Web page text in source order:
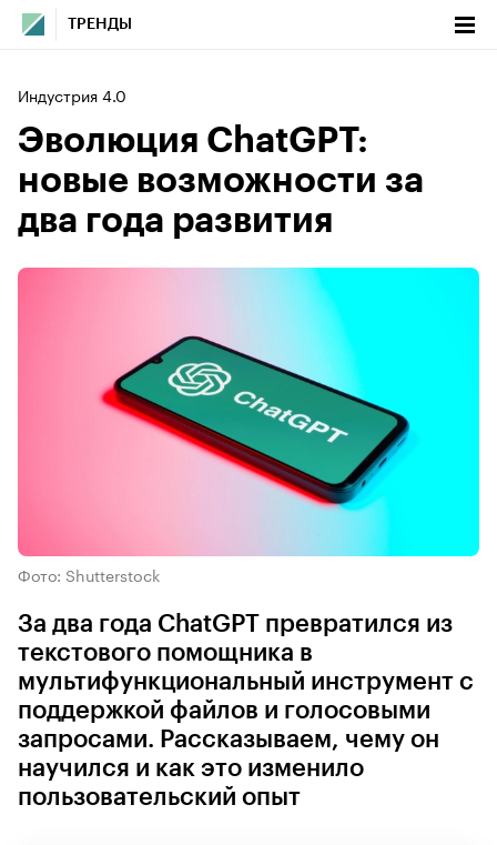
ТРЕНДЫ
Индустрия 4.0
Эволюция ChatGPT:
новые возможности за
два года развития
Фото: Shutterstock
За два года ChatGPT превратился из
текстового помощника в
мультифункциональный инструмент с
поддержкой файлов и голосовыми
запросами. Рассказываем, чему он
научился и как это изменило
пользовательский опыт